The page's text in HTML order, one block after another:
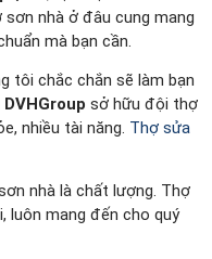
sơn nhà ở đâu cung mang
mà bạn cần.
tôi chắc chắn sẽ làm bạn
sở hữu đội thợ
nhiều tài năng. Thợ sửa
nhà là chất lượng. Thợ
luôn mang đến cho quý